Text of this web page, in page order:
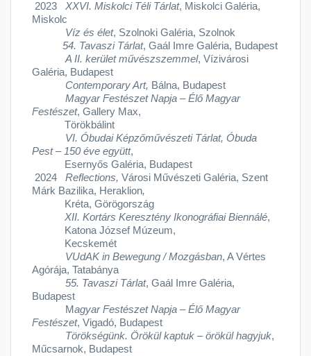
2023 XXVI. Miskolci Téli Tárlat, Miskolci Galéria,
Miskolc
Víz és élet, Szolnoki Galéria, Szolnok
54. Tavaszi Tárlat, Gaál Imre Galéria, Budapest
A II. kerület művészszemmel, Vízivárosi
Galéria, Budapest
Contemporary Art, Bálna, Budapest
Magyar Festészet Napja – Élő Magyar
Festészet, Gallery Max,
Törökbálint
VI. Óbudai Képzőművészeti Tárlat, Óbuda
Pest – 150 éve együtt,
Esernyős Galéria, Budapest
2024 Reflections, Városi Művészeti Galéria, Szent
Márk Bazilika, Heraklion,
Kréta, Görögország
XII. Kortárs Keresztény Ikonográfiai Biennálé,
Katona József Múzeum,
Kecskemét
VUdAK in Bewegung / Mozgásban, A Vértes
Agórája, Tatabánya
55. Tavaszi Tárlat, Gaál Imre Galéria,
Budapest
Magyar Festészet Napja – Élő Magyar
Festészet, Vigadó, Budapest
Törökségünk. Örökül kaptuk – örökül hagyjuk,
Műcsarnok, Budapest